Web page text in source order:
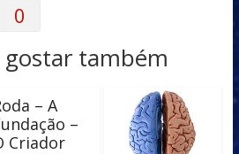
0
gostar também
– A
–
Criador